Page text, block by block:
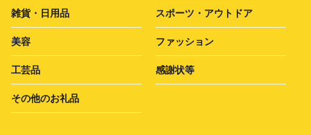
雑貨・日用品 スポーツ・アウトドア
美容 ファッション
工芸品 感謝状等
その他のお礼品